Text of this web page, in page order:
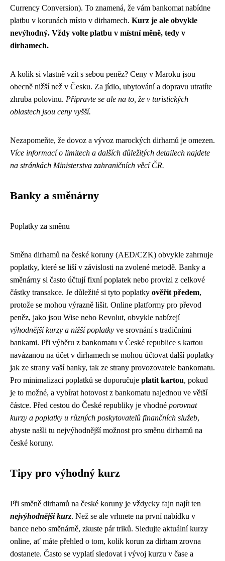
Currency Conversion). To znamená, že vám bankomat nabídne
platbu v korunách místo v dirhamech. Kurz je ale obvykle
nevýhodný. Vždy volte platbu v místní měně, tedy v
dirhamech.
A kolik si vlastně vzít s sebou peněz? Ceny v Maroku jsou
obecně nižší než v Česku. Za jídlo, ubytování a dopravu utratíte
zhruba polovinu. Připravte se ale na to, že v turistických
oblastech jsou ceny vyšší.
Nezapomeňte, že dovoz a vývoz marockých dirhamů je omezen.
Více informací o limitech a dalších důležitých detailech najdete
na stránkách Ministerstva zahraničních věcí ČR.
Banky a směnárny
Poplatky za směnu
Směna dirhamů na české koruny (AED/CZK) obvykle zahrnuje
poplatky, které se liší v závislosti na zvolené metodě. Banky a
směnárny si často účtují fixní poplatek nebo provizi z celkové
částky transakce. Je důležité si tyto poplatky ověřit předem,
protože se mohou výrazně lišit. Online platformy pro převod
peněz, jako jsou Wise nebo Revolut, obvykle nabízejí
výhodnější kurzy a nižší poplatky ve srovnání s tradičními
bankami. Při výběru z bankomatu v České republice s kartou
navázanou na účet v dirhamech se mohou účtovat další poplatky
jak ze strany vaší banky, tak ze strany provozovatele bankomatu.
Pro minimalizaci poplatků se doporučuje platit kartou, pokud
je to možné, a vybírat hotovost z bankomatu najednou ve větší
částce. Před cestou do České republiky je vhodné porovnat
kurzy a poplatky u různých poskytovatelů finančních služeb,
abyste našli tu nejvýhodnější možnost pro směnu dirhamů na
české koruny.
Tipy pro výhodný kurz
Při směně dirhamů na české koruny je vždycky fajn najít ten
nejvýhodnější kurz. Než se ale vrhnete na první nabídku v
bance nebo směnárně, zkuste pár triků. Sledujte aktuální kurzy
online, ať máte přehled o tom, kolik korun za dirham zrovna
dostanete. Často se vyplatí sledovat i vývoj kurzu v čase a